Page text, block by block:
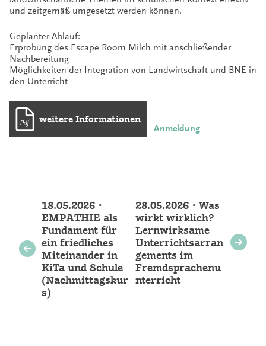
und zeitgemäß umgesetzt werden können.
Geplanter Ablauf:
Erprobung des Escape Room Milch mit anschließender
Nachbereitung
Möglichkeiten der Integration von Landwirtschaft und BNE in
den Unterricht
weitere Informationen
Anmeldung
Weitere
Veranstaltungen
18.05.2026 •
EMPATHIE als
Fundament für
ein friedliches
Miteinander in
KiTa und Schule
(Nachmittagskur
s)
28.05.2026 • Was
wirkt wirklich?
Lernwirksame
Unterrichtsarran
gements im
Fremdsprachenu
nterricht